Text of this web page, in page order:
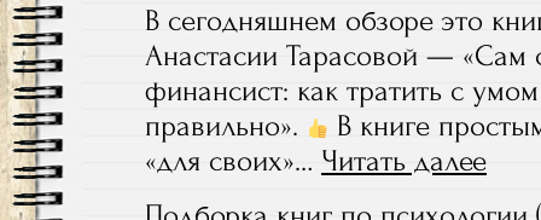
В сегодняшнем обзоре это
Анастасии Тарасовой — «Сам
финансист: как тратить с
правильно».
В книге
«для своих»… Читать далее:
книга